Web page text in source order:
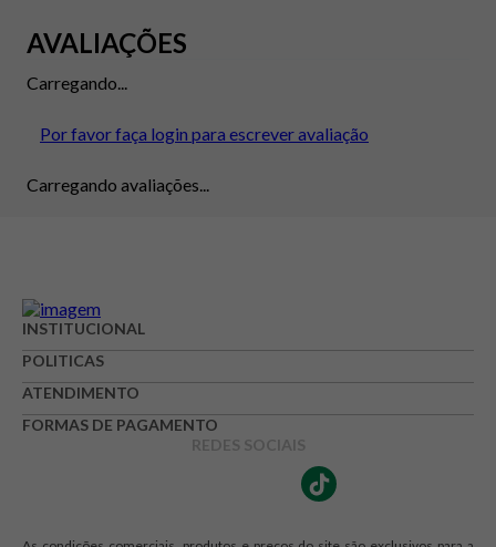
AVALIAÇÕES
Carregando...
Por favor faça login para escrever avaliação
Carregando avaliações...
INSTITUCIONAL
POLITICAS
ATENDIMENTO
FORMAS DE PAGAMENTO
REDES SOCIAIS